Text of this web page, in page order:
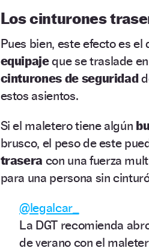
Los cinturones
Pues bien, este efecto es
equipajeque se traslade
cinturones de seguridad
estos asientos.
Si el maletero tiene algún
brusco, el peso de este
trasera con una fuerza
para una persona sin
@legalcar_
La DGT recomienda
de verano con el